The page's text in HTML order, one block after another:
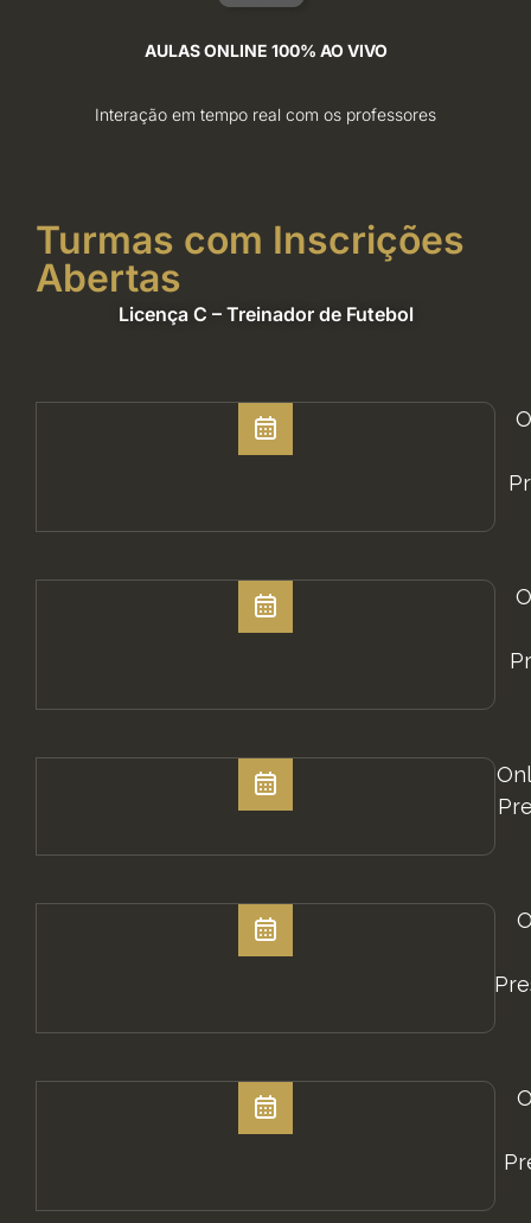
AULAS ONLINE 100% AO VIVO
Interação em tempo real com os professores
Turmas com Inscrições
Abertas
Licença C – Treinador de Futebol